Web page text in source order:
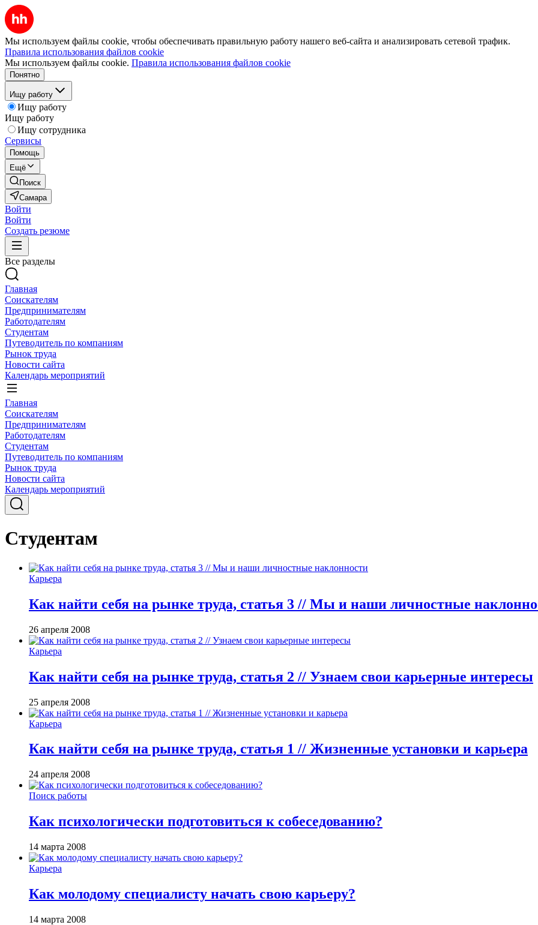
Мы используем файлы cookie, чтобы обеспечивать правильную работу нашего веб-сайта и анализировать сетевой трафик.
Правила использования файлов cookie
Мы используем файлы cookie. Правила использования файлов cookie
Понятно
Ищу работу
Ищу работу
Ищу работу
Ищу сотрудника
Сервисы
Помощь
Ещё
Поиск
Самара
Войти
Войти
Создать резюме
Все разделы
Главная
Соискателям
Предпринимателям
Работодателям
Студентам
Путеводитель по компаниям
Рынок труда
Новости сайта
Календарь мероприятий
Главная
Соискателям
Предпринимателям
Работодателям
Студентам
Путеводитель по компаниям
Рынок труда
Новости сайта
Календарь мероприятий
Студентам
Карьера
Как найти себя на рынке труда, статья 3 // Мы и наши личностные
26 апреля 2008
Карьера
Как найти себя на рынке труда, статья 2 // Узнаем свои карьерные интересы
25 апреля 2008
Карьера
Как найти себя на рынке труда, статья 1 // Жизненные установки и карьера
24 апреля 2008
Поиск работы
Как психологически подготовиться к собеседованию?
14 марта 2008
Карьера
Как молодому специалисту начать свою карьеру?
14 марта 2008